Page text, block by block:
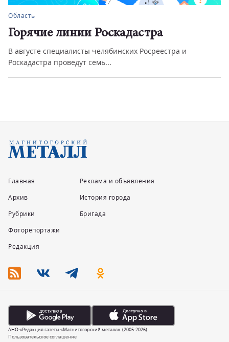
Область
Горячие линии Роскадастра
В августе специалисты челябинских Росреестра и
Роскадастра проведут семь...
Главная
Архив
Рубрики
Фоторепортажи
Редакция
Реклама и объявления
История города
Бригада
Пользовательское соглашение
АНО «Редакция газеты «Магнитогорский металл». (2005-2026).